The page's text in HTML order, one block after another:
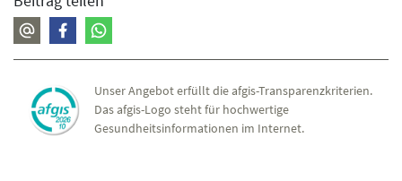
Unser Angebot erfüllt die afgis-Transparenzkriterien.
Das afgis-Logo steht für hochwertige
Gesundheitsinformationen im Internet.